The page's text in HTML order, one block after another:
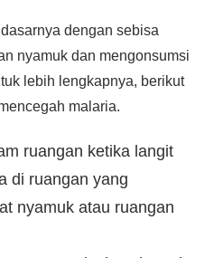
dengan sebisa
nyamuk dan mengonsumsi
lebih lengkapnya, berikut
malaria.
ruangan ketika langit
di ruangan yang
nyamuk atau ruangan